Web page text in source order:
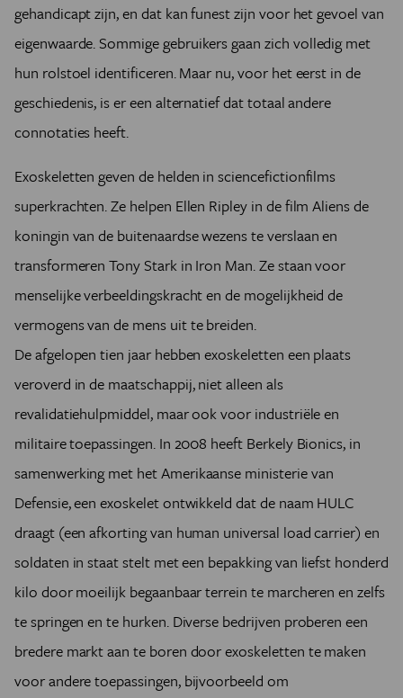
gehandicapt zijn, en dat kan funest zijn voor het gevoel van
eigenwaarde. Sommige gebruikers gaan zich volledig met
hun rolstoel identificeren. Maar nu, voor het eerst in de
geschiedenis, is er een alternatief dat totaal andere
connotaties heeft.
Exoskeletten geven de helden in sciencefictionfilms
superkrachten. Ze helpen Ellen Ripley in de film Aliens de
koningin van de buitenaardse wezens te verslaan en
transformeren Tony Stark in Iron Man. Ze staan voor
menselijke verbeeldingskracht en de mogelijkheid de
vermogens van de mens uit te breiden.
De afgelopen tien jaar hebben exoskeletten een plaats
veroverd in de maatschappij, niet alleen als
revalidatiehulpmiddel, maar ook voor industriële en
militaire toepassingen. In 2008 heeft Berkely Bionics, in
samenwerking met het Amerikaanse ministerie van
Defensie, een exoskelet ontwikkeld dat de naam HULC
draagt (een afkorting van human universal load carrier) en
soldaten in staat stelt met een bepakking van liefst honderd
kilo door moeilijk begaanbaar terrein te marcheren en zelfs
te springen en te hurken. Diverse bedrijven proberen een
bredere markt aan te boren door exoskeletten te maken
voor andere toepassingen, bijvoorbeeld om